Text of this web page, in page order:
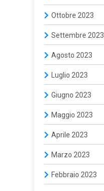
Ottobre 2023
Settembre 2023
Agosto 2023
Luglio 2023
Giugno 2023
Maggio 2023
Aprile 2023
Marzo 2023
Febbraio 2023